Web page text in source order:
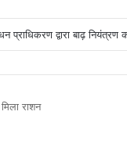
राशन